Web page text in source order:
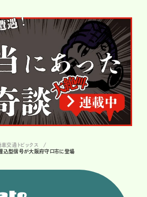
車交通トピックス
込型信号が大阪府守口市に登場